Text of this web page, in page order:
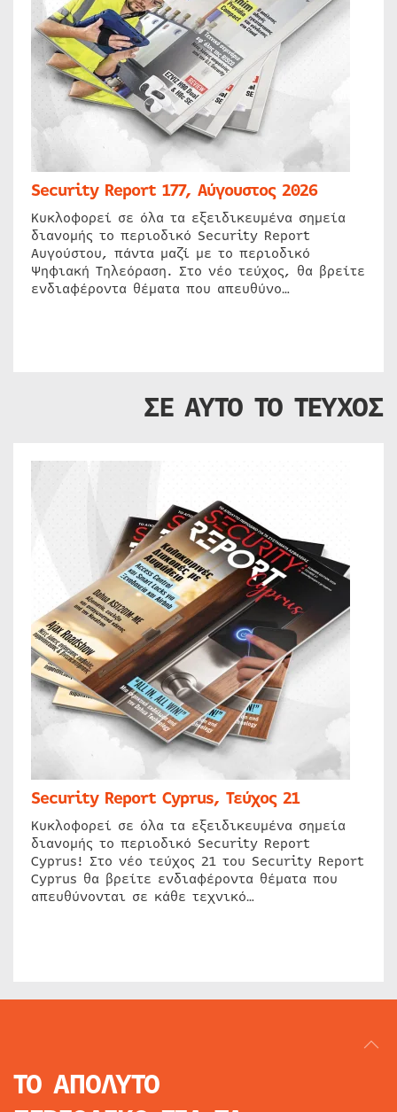
Security Report 177, Αύγουστος 2026
Κυκλοφορεί σε όλα τα εξειδικευμένα σημεία
διανομής το περιοδικό Security Report
Αυγούστου, πάντα μαζί με το περιοδικό
Ψηφιακή Τηλεόραση. Στο νέο τεύχος, θα βρείτε
ενδιαφέροντα θέματα που απευθύνο…
ΣΕ ΑΥΤΟ ΤΟ ΤΕΥΧΟΣ
Security Report Cyprus, Τεύχος 21
Κυκλοφορεί σε όλα τα εξειδικευμένα σημεία
διανομής το περιοδικό Security Report
Cyprus! Στο νέο τεύχος 21 του Security Report
Cyprus θα βρείτε ενδιαφέροντα θέματα που
απευθύνονται σε κάθε τεχνικό…
ΤΟ ΑΠΟΛΥΤΟ